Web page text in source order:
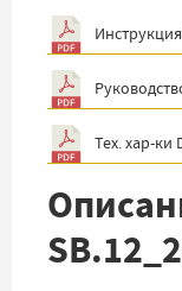
Тех. хар-ки